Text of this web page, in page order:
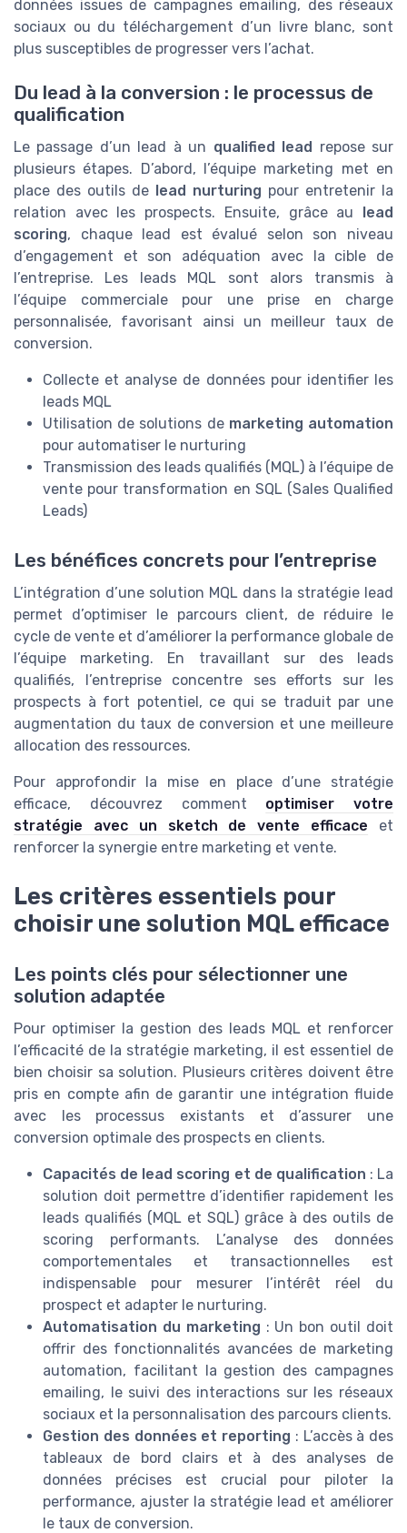
données issues de campagnes emailing, des réseaux
sociaux ou du téléchargement d’un livre blanc, sont
plus susceptibles de progresser vers l’achat.
Du lead à la conversion : le processus de
qualification
Le passage d’un lead à un qualified lead
repose sur
plusieurs étapes. D’abord, l’équipe marketing met en
place des outils de
lead nurturing pour entretenir la
relation avec les prospects. Ensuite, grâce au
lead
scoring, chaque lead est évalué selon son niveau
d’engagement et son adéquation avec la cible de
l’entreprise. Les leads MQL sont alors transmis à
l’équipe commerciale pour une prise en charge
personnalisée, favorisant ainsi un meilleur taux de
conversion.
Collecte et analyse de données pour identifier les
leads MQL
Utilisation de solutions de marketing automation
pour automatiser le nurturing
Transmission des leads qualifiés (MQL) à l’équipe de
vente pour transformation en SQL (Sales Qualified
Leads)
Les bénéfices concrets pour l’entreprise
L’intégration d’une solution MQL dans la stratégie lead
permet d’optimiser le parcours client, de réduire le
cycle de vente et d’améliorer la performance globale de
l’équipe marketing. En travaillant sur des leads
qualifiés, l’entreprise concentre ses efforts sur les
prospects à fort potentiel, ce qui se traduit par une
augmentation du taux de conversion et une meilleure
allocation des ressources.
Pour approfondir la mise en place d’une stratégie
efficace, découvrez comment optimiser votre
stratégie avec un sketch de vente efficace et
renforcer la synergie entre marketing et vente.
Les critères essentiels pour
choisir une solution MQL efficace
Les points clés pour sélectionner une
solution adaptée
Pour optimiser la gestion des leads MQL et renforcer
l’efficacité de la stratégie marketing, il est essentiel de
bien choisir sa solution. Plusieurs critères doivent être
pris en compte afin de garantir une intégration fluide
avec les processus existants et d’assurer une
conversion optimale des prospects en clients.
Capacités de lead scoring et de qualification : La
solution doit permettre d’identifier rapidement les
leads qualifiés (MQL et SQL) grâce à des outils de
scoring performants. L’analyse des données
comportementales et transactionnelles est
indispensable pour mesurer l’intérêt réel du
prospect et adapter le nurturing.
Automatisation du marketing : Un bon outil doit
offrir des fonctionnalités avancées de marketing
automation, facilitant la gestion des campagnes
emailing, le suivi des interactions sur les réseaux
sociaux et la personnalisation des parcours clients.
Gestion des données et reporting : L’accès à des
tableaux de bord clairs et à des analyses de
données précises est crucial pour piloter la
performance, ajuster la stratégie lead et améliorer
le taux de conversion.